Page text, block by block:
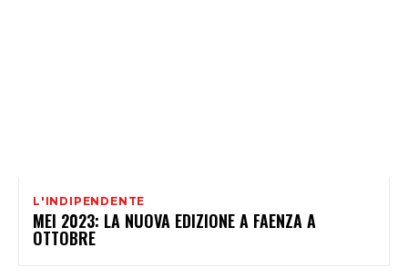
L'INDIPENDENTE
MEI 2023: LA NUOVA EDIZIONE A FAENZA A
OTTOBRE